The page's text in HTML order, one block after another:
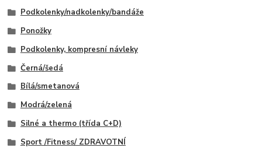
Podkolenky/nadkolenky/bandáže
Ponožky
Podkolenky, kompresní návleky
Černá/šedá
Bílá/smetanová
Modrá/zelená
Silné a thermo (třída C+D)
Sport /Fitness/ ZDRAVOTNÍ